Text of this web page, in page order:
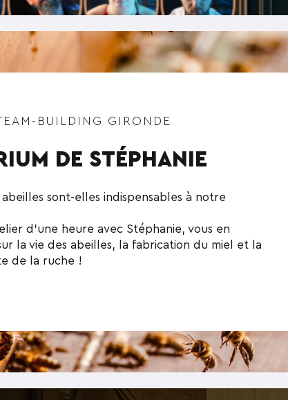
BUILDING GIRONDE
DE STÉPHANIE
abeilles sont-elles indispensables à notre
d’une heure avec Stéphanie, vous en
la vie des abeilles, la fabrication du miel et la
de la ruche !